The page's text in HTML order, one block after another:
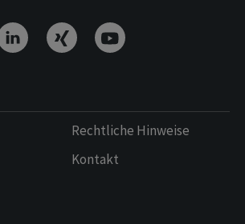
Rechtliche Hinweise
Kontakt